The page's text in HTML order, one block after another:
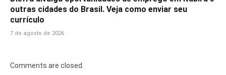
outras cidades do Brasil. Veja como enviar seu
currículo
7 de agosto de 2026
Comments are closed.